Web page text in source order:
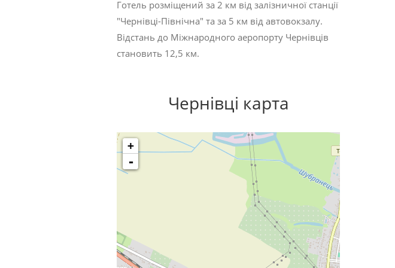
Готель розміщений за 2 км від залізничної станції
"Чернівці-Північна" та за 5 км від автовокзалу.
Відстань до Міжнародного аеропорту Чернівців
становить 12,5 км.
Чернівці карта
+
-